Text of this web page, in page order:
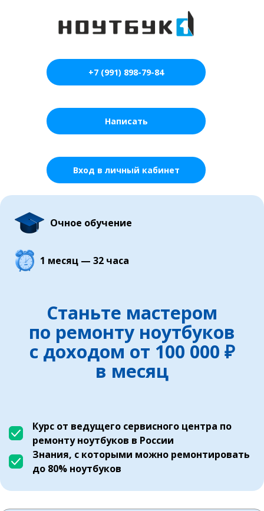
+7 (991) 898-79-84
Написать
Вход в личный кабинет
Очное обучение
1 месяц — 32 часа
Станьте мастером
по ремонту ноутбуков
с доходом от 100 000 ₽
в месяц
Курс от ведущего сервисного центра по
ремонту ноутбуков в России
Знания, с которыми можно ремонтировать
до 80% ноутбуков